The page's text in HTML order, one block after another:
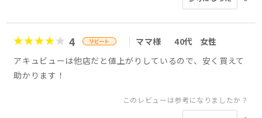
4 ママ様 40代
女性
アキュビューは他店だと値上がりしているので、安く買えて
助かります！
このレビューは参考になりましたか？